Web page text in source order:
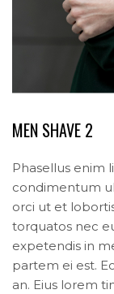
MEN SHAVE 2
Phasellus enim
condimentum
orci ut et
torquatos nec
expetendis in
partem ei est.
an. Eius lorem